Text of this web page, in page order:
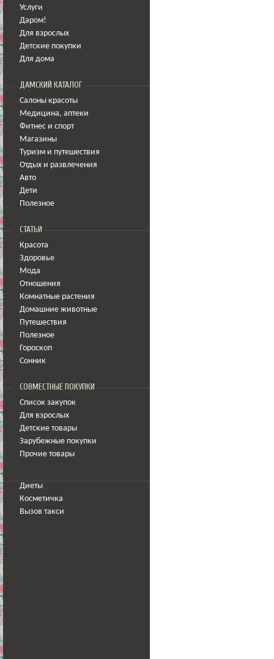
Услуги
Даром!
Для взрослых
Детские покупки
Для дома
ДАМСКИЙ КАТАЛОГ
Салоны красоты
Медицина, аптеки
Фитнес и спорт
Магазины
Туризм и путешествия
Отдых и развлечения
Авто
Дети
Полезное
СТАТЬИ
Красота
Здоровье
Мода
Отношения
Комнатные растения
Домашние животные
Путешествия
Полезное
Гороскоп
Сонник
СОВМЕСТНЫЕ ПОКУПКИ
Список закупок
Для взрослых
Детские товары
Зарубежные покупки
Прочие товары
Диеты
Косметичка
Вызов такси